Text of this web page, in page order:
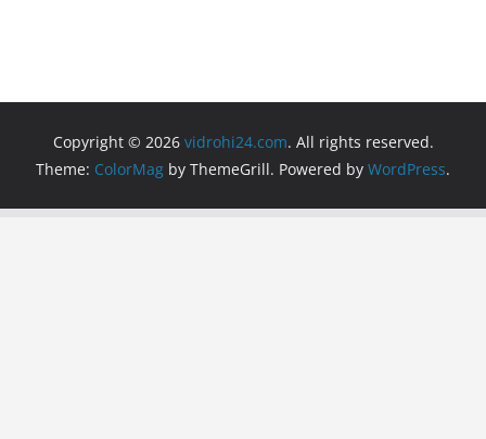
Copyright © 2026 vidrohi24.com. All rights reserved.
Theme: ColorMag by ThemeGrill. Powered by WordPress.